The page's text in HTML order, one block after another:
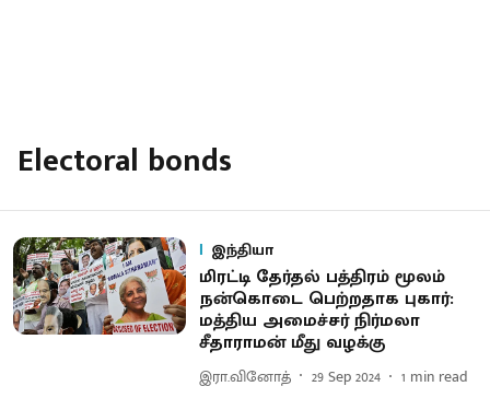
Electoral bonds
இந்தியா
மிரட்டி தேர்தல் பத்திரம் மூலம்
நன்கொடை பெற்றதாக புகார்:
மத்திய அமைச்சர் நிர்மலா
சீதாராமன் மீது வழக்கு
இரா.வினோத் 29 Sep 2024 1 min read